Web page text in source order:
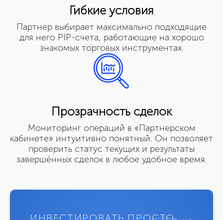
Гибкие условия
Партнер выбирает максимально подходящие
для него PIP-счета, работающие на хорошо
знакомых торговых инструментах.
Прозрачность сделок
Мониторинг операций в «Партнерском
кабинете» интуитивно понятный. Он позволяет
проверить статус текущих и результаты
завершённых сделок в любое удобное время.